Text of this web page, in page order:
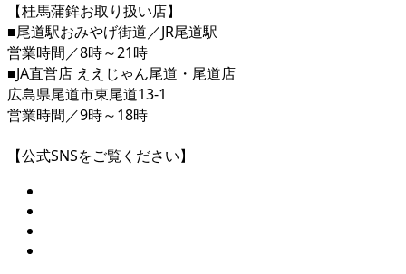
【桂馬蒲鉾お取り扱い店】
■尾道駅おみやげ街道／JR尾道駅
営業時間／8時～21時
■JA直営店 ええじゃん尾道・尾道店
広島県尾道市東尾道13-1
営業時間／9時～18時
【公式SNSをご覧ください】